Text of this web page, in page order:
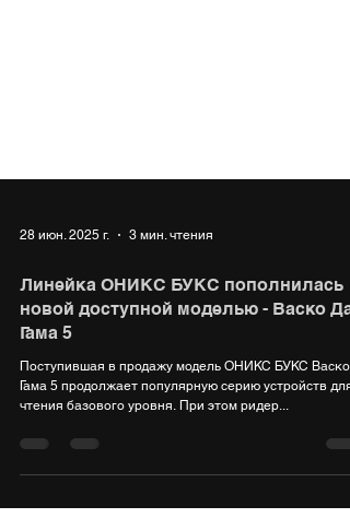
28 июн. 2025 г. 3 мин. чтения
новой доступной моделью - Васко Да
Гама 5
Поступившая в продажу модель ОНИКС БУКС Васко
чтения базового уровня. При этом ридер...